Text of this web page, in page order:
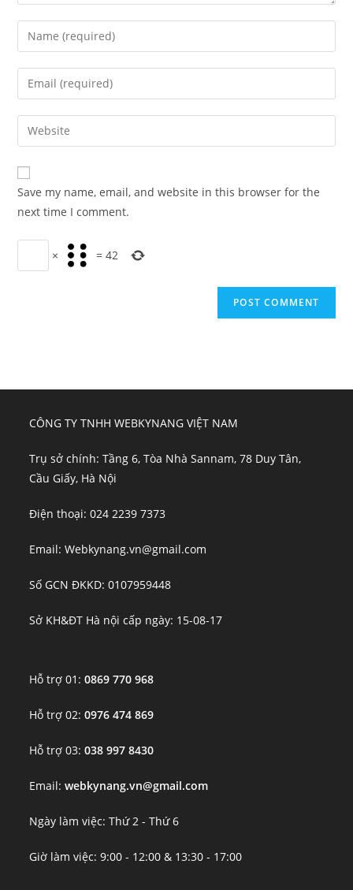
Enter
your
name
comment
Enter
your
email
address
comment
Enter
your
website
URL
(optional)
Save my name, email, and website in this browser for the
next time I comment.
× =42
CÔNG TY TNHH WEBKYNANG VIỆT NAM
Trụ sở chính: Tầng 6, Tòa Nhà Sannam, 78 Duy Tân,
Cầu Giấy, Hà Nội
Điện thoại: 024 2239 7373
Email: Webkynang.vn@gmail.com
Số GCN ĐKKD: 0107959448
Sở KH&ĐT Hà nội cấp ngày: 15-08-17
Hỗ trợ 01:0869 770 968
Hỗ trợ 02:0976 474 869
Hỗ trợ 03:038 997 8430
Email:webkynang.vn@gmail.com
Ngày làm việc: Thứ 2 - Thứ 6
Giờ làm việc: 9:00 - 12:00 & 13:30 - 17:00